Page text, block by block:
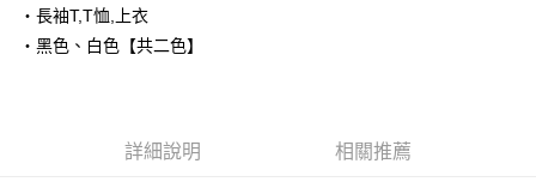
Google Pay
AFTEE先享後付是「在收到商品之後才付款」的支付方式。 讓您購物簡單
‧長袖T,T恤,上衣
‧黑色、白色【共二色】
詳細說明 相關推薦